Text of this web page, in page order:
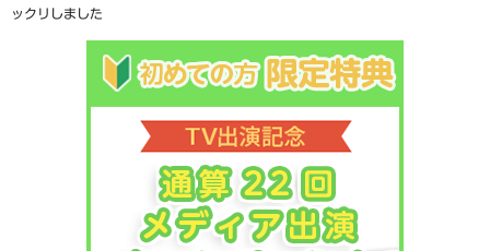
ックリしました